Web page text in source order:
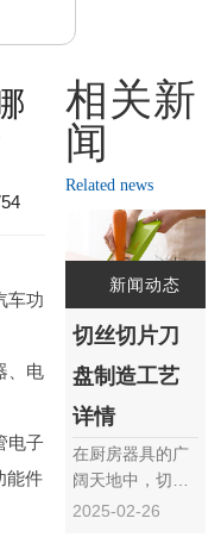
车功
、电
电子
能件
相关新
闻
Related news
新闻动态
切丝切片刀
盘制造工艺
详情
在厨房器具的广
阔天地中，切丝
切片刀盘以其高
2025-02-26